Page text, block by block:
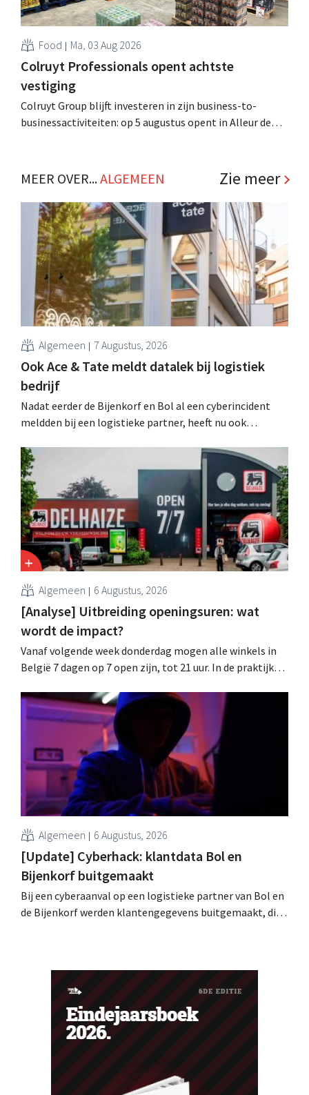
Food Ma, 03 Aug 2026
Colruyt Professionals opent achtste
vestiging
Colruyt Group blijft investeren in zijn business-to-
businessactiviteiten: op 5 augustus opent in Alleur de
klanten. .
MEER OVER...ALGEMEEN Zie meer
Algemeen 7 Augustus, 2026
Ook Ace & Tate meldt datalek bij logistiek
bedrijf
Nadat eerder de Bijenkorf en Bol al een cyberincident
meldden bij een logistieke partner, heeft nu ook
datalek. Financiële gegevens, gebruikersnamen en
wachtwoorden zijn niet getroffen.
Algemeen 6 Augustus, 2026
[Analyse] Uitbreiding openingsuren: wat
wordt de impact?
Vanaf volgende week donderdag mogen alle winkels in
België 7 dagen op 7 open zijn, tot 21 uur. In de praktijk
arbeidswetgeving een hinderpaal. Is er een gelijk
speelveld?
Algemeen 6 Augustus, 2026
[Update] Cyberhack: klantdata Bol en
Bijenkorf buitgemaakt
Bij een cyberaanval op een logistieke partner van Bol en
de Bijenkorf werden klantengegevens buitgemaakt, die